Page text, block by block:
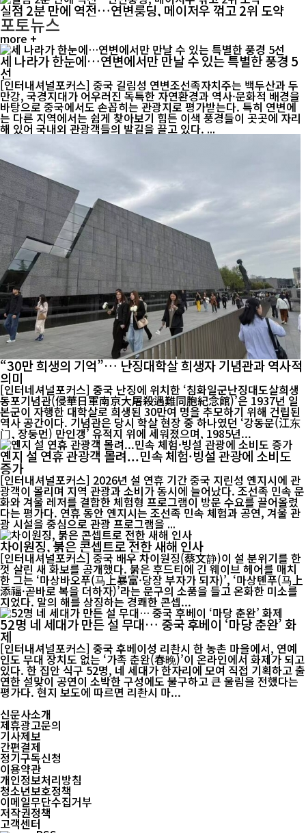
실점 2분 만에 역전…연변룽딩, 메이저우 꺾고 2위 도약
포토뉴스
more +
세 나라가 한눈에…연변에서만 만날 수 있는 특별한 풍경 5
선
[인터내셔널포커스] 중국 길림성 연변조선족자치주는 백두산과 두
만강, 국경지대가 어우러진 독특한 자연환경과 역사·문화적 배경을
바탕으로 중국에서도 손꼽히는 관광지로 평가받는다. 특히 연변에
는 다른 지역에서는 쉽게 찾아보기 힘든 이색 풍경들이 곳곳에 자리
해 있어 국내외 관광객들의 발길을 끌고 있다. ...
“30만 희생의 기억”… 난징대학살 희생자 기념관과 역사적
의미
[인터네셔널포커스] 중국 난징에 위치한 ‘침화일군난징대도살희생
동포기념관(侵華日軍南京大屠殺遇難同胞紀念館)’은 1937년 일
본군이 자행한 대학살로 희생된 30만여 명을 추모하기 위해 건립된
역사 공간이다. 기념관은 당시 학살 현장 중 하나였던 ‘강동문(江东
门, 장둥먼) 만인갱’ 유적지 위에 세워졌으며, 1985년...
옌지 설 연휴 관광객 몰려...민속 체험·빙설 관광에 소비도
증가
[인터내셔널포커스] 2026년 설 연휴 기간 중국 지린성 옌지시에 관
광객이 몰리며 지역 관광과 소비가 동시에 늘어났다. 조선족 민속 문
화와 겨울 레저를 결합한 체험형 프로그램이 방문 수요를 끌어올렸
다는 평가다. 연휴 동안 옌지시는 조선족 민속 체험과 공연, 겨울 관
광 시설을 중심으로 관광 프로그램을 ...
차이원징, 붉은 콘셉트로 전한 새해 인사
[인터내셔널포커스] 중국 배우 차이원징(蔡文静)이 설 분위기를 한
껏 살린 새 화보를 공개했다. 붉은 후드티에 긴 웨이브 헤어를 매치
한 그는 ‘마상바오푸(马上暴富·당장 부자가 되자)’, ‘마상톈푸(马上
添福·곧바로 복을 더하자)’라는 문구의 소품을 들고 온화한 미소를
지었다. 말의 해를 상징하는 경쾌한 콘셉...
52명 네 세대가 만든 설 무대… 중국 후베이 ‘마당 춘완’ 화
제
[인터내셔널포커스] 중국 후베이성 리촨시 한 농촌 마을에서, 연예
인도 무대 장치도 없는 ‘가족 춘완(春晚)’이 온라인에서 화제가 되고
있다. 한 집안 식구 52명, 네 세대가 한자리에 모여 직접 기획하고 출
연한 설맞이 공연이 소박한 구성에도 불구하고 큰 울림을 전했다는
평가다. 현지 보도에 따르면 리촨시 마...
신문사소개
제휴광고문의
기사제보
간편결제
정기구독신청
이용약관
개인정보처리방침
청소년보호정책
이메일무단수집거부
저작권정책
고객센터